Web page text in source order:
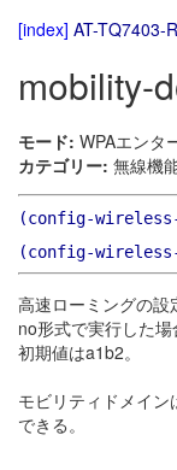
[index] AT-TQ7403-
mobility-
モード: WPAエンタ
カテゴリー: 無線機
(config-
(config-
高速ローミングの設
no形式で実行した場
初期値はa1b2。
モビリティドメイ
できる。